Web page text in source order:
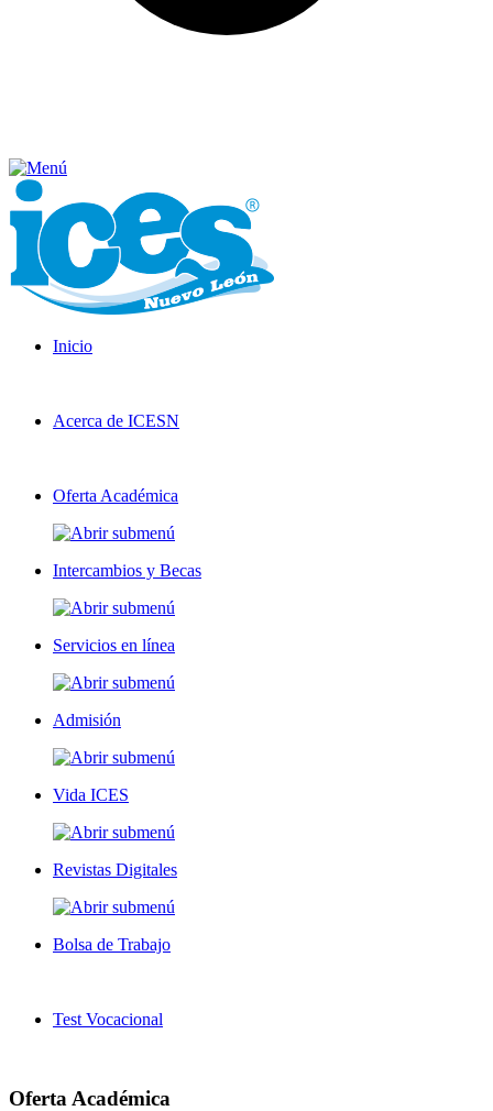
Inicio
Acerca de ICESN
Oferta Académica
Intercambios y Becas
Servicios en línea
Admisión
Vida ICES
Revistas Digitales
Bolsa de Trabajo
Test Vocacional
Oferta Académica